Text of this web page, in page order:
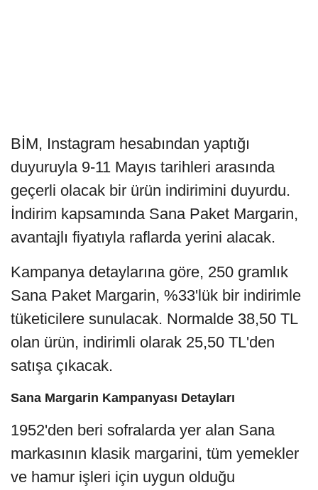
BİM, Instagram hesabından yaptığı
duyuruyla 9-11 Mayıs tarihleri arasında
geçerli olacak bir ürün indirimini duyurdu.
İndirim kapsamında Sana Paket Margarin,
avantajlı fiyatıyla raflarda yerini alacak.
Kampanya detaylarına göre, 250 gramlık
Sana Paket Margarin, %33'lük bir indirimle
tüketicilere sunulacak. Normalde 38,50 TL
olan ürün, indirimli olarak 25,50 TL'den
satışa çıkacak.
Sana Margarin Kampanyası Detayları
1952'den beri sofralarda yer alan Sana
markasının klasik margarini, tüm yemekler
ve hamur işleri için uygun olduğu